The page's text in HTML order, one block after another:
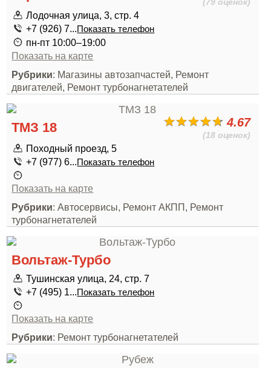
Лодочная улица, 3, стр. 4
+7 (926) 7...Показать телефон
пн-пт 10:00–19:00
Показать на карте
Рубрики: Магазины автозапчастей, Ремонт
двигателей, Ремонт турбонагнетателей
4.67
(18 оценок)
ТМЗ 18
Походный проезд, 5
+7 (977) 6...Показать телефон
Показать на карте
Рубрики: Автосервисы, Ремонт АКПП, Ремонт
турбонагнетателей
Вольтаж-Турбо
Тушинская улица, 24, стр. 7
+7 (495) 1...Показать телефон
Показать на карте
Рубрики: Ремонт турбонагнетателей